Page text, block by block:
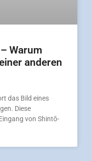
Warum
anderen
das Bild eines
Diese
von Shintō-